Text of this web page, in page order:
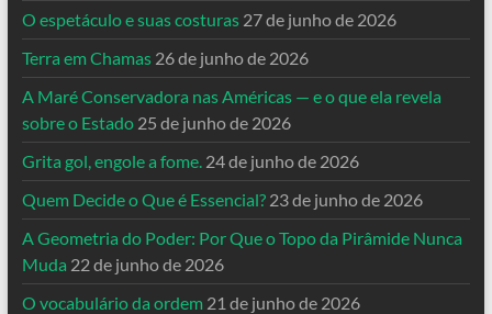
O espetáculo e suas costuras 27 de junho de 2026
Terra em Chamas 26 de junho de 2026
A Maré Conservadora nas Américas — e o que ela revela
sobre o Estado 25 de junho de 2026
Grita gol, engole a fome. 24 de junho de 2026
Quem Decide o Que é Essencial? 23 de junho de 2026
A Geometria do Poder: Por Que o Topo da Pirâmide Nunca
Muda 22 de junho de 2026
O vocabulário da ordem 21 de junho de 2026